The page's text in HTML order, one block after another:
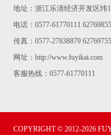
地址：浙江乐清经济开发区纬
电话：0577-61770111
传真：0577-27838879 62769755
网址：http://www.fuyikai.com
客服热线：0577-61770111
COPYRIGHT © 2012-2026